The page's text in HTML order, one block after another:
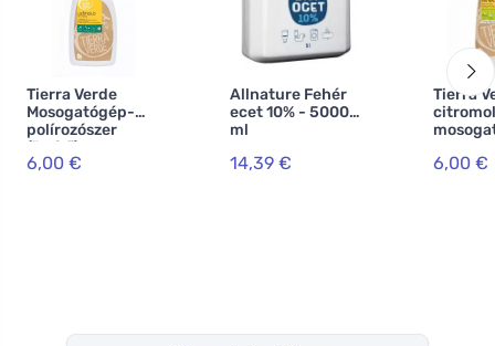
Tierra Verde
Mosogatógép-
polírozószer
(öblítő) -
INOVACE (750 ml)
6,00 €
Allnature Fehér
ecet 10% - 5000
ml
14,39 €
Tierra
6,00 €